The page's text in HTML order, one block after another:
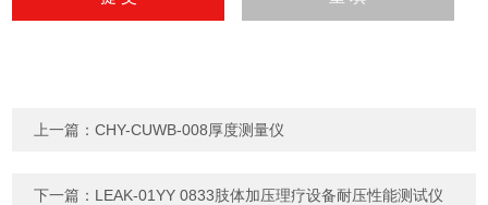
上一篇：CHY-CUWB-008厚度测量仪
下一篇： LEAK-01YY 0833肢体加压理疗设备耐压性能测试仪